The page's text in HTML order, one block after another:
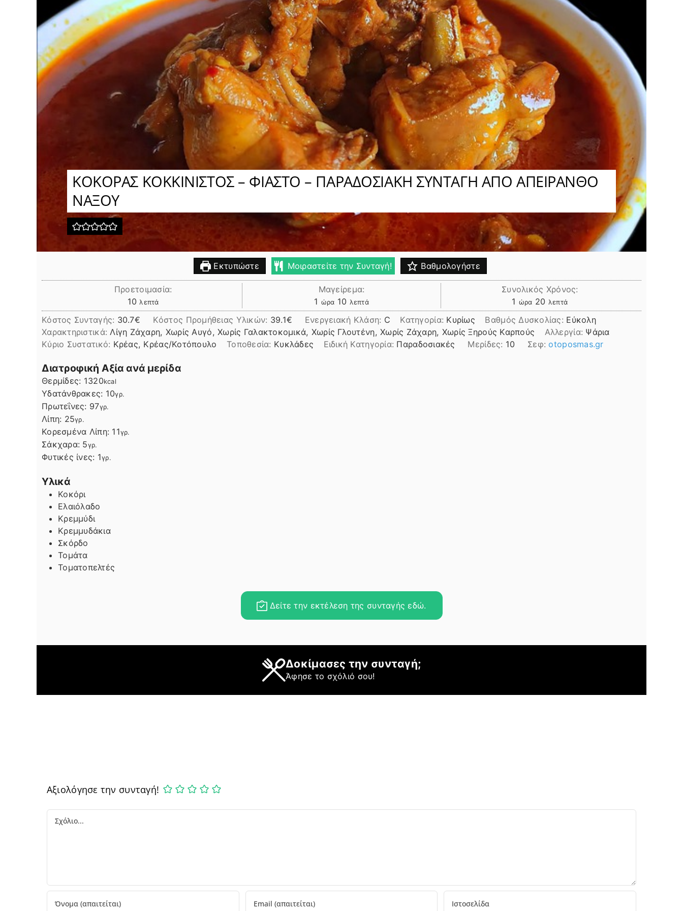
ΚΟΚΟΡΑΣ ΚΟΚΚΙΝΙΣΤΟΣ – ΦΙΑΣΤΟ – ΠΑΡΑΔΟΣΙΑΚΗ ΣΥΝΤΑΓΗ ΑΠΟ ΑΠΕΙΡΑΝΘΟ
ΝΑΞΟΥ
Εκτυπώστε Μοιραστείτε την Συνταγή! Βαθμολογήστε
Προετοιμασία:
10 λεπτά
λεπτά
Μαγείρεμα:
1 ώρα
ώρα 10 λεπτά
λεπτά
Συνολικός Χρόνος:
1 ώρα
ώρα 20 λεπτά
λεπτά
Κόστος Συνταγής: 30.7€ Kόστος Προμήθειας Υλικών: 39.1 Ενεργειακή Κλάση: C Κατηγορία: Κυρίως Βαθμός Δυσκολίας: Εύκολη
Χαρακτηριστικά: Λίγη Ζάχαρη, Χωρίς Αυγό, Χωρίς Γαλακτοκομικά, Χωρίς Γλουτένη, Χωρίς Ζάχαρη, Χωρίς Ξηρούς Καρπούς Αλλεργία: Ψάρια
Kύριο Συστατικό: Κρέας, Κρέας/Κοτόπουλο Τοποθεσία: Κυκλάδες Ειδική Κατηγορία: Παραδοσιακές Μερίδες: 10 Σεφ:otoposmas.gr
Διατροφική Αξία ανά μερίδα
Θερμίδες: 1320kcal
Υδατάνθρακες: 10γρ.
Πρωτεΐνες: 97γρ.
Λίπη
Λίπη: 25γρ.
Κορεσμένα Λίπη: 11γρ.
Σάκχαρα: 5γρ.
Φυτικές ίνες: 1γρ.
Υλικά
Κοκόρι
Ελαιόλαδο
Κρεμμύδι
Κρεμμυδάκια
Σκόρδο
Τομάτα
Τοματοπελτές
Δείτε την εκτέλεση της συνταγής εδώ.
Δοκίμασες την συνταγή;
Άφησε το σχόλιό σου!
Αξιολόγησε την συνταγή!
Comment